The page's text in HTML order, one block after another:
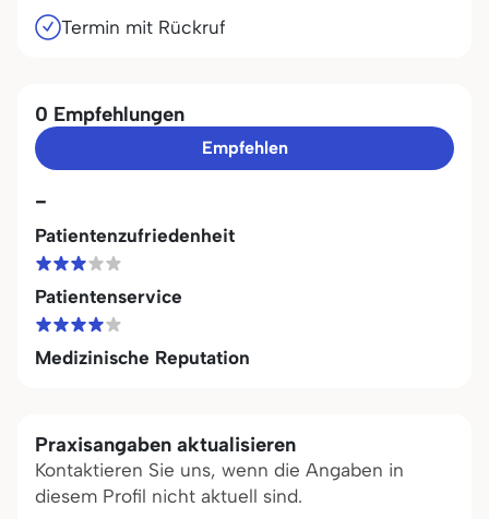
Termin mit Rückruf
0 Empfehlungen
Empfehlen
-
Patientenzufriedenheit
Patientenservice
Medizinische Reputation
Praxisangaben aktualisieren
Kontaktieren Sie uns, wenn die Angaben in
diesem Profil nicht aktuell sind.